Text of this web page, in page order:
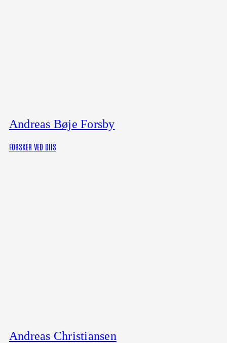
Andreas Bøje Forsby
FORSKER VED DIIS
Andreas Christiansen